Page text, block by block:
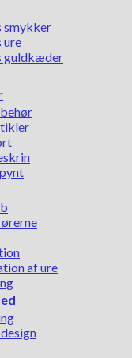
smykker
ure
guldkæder
af ure